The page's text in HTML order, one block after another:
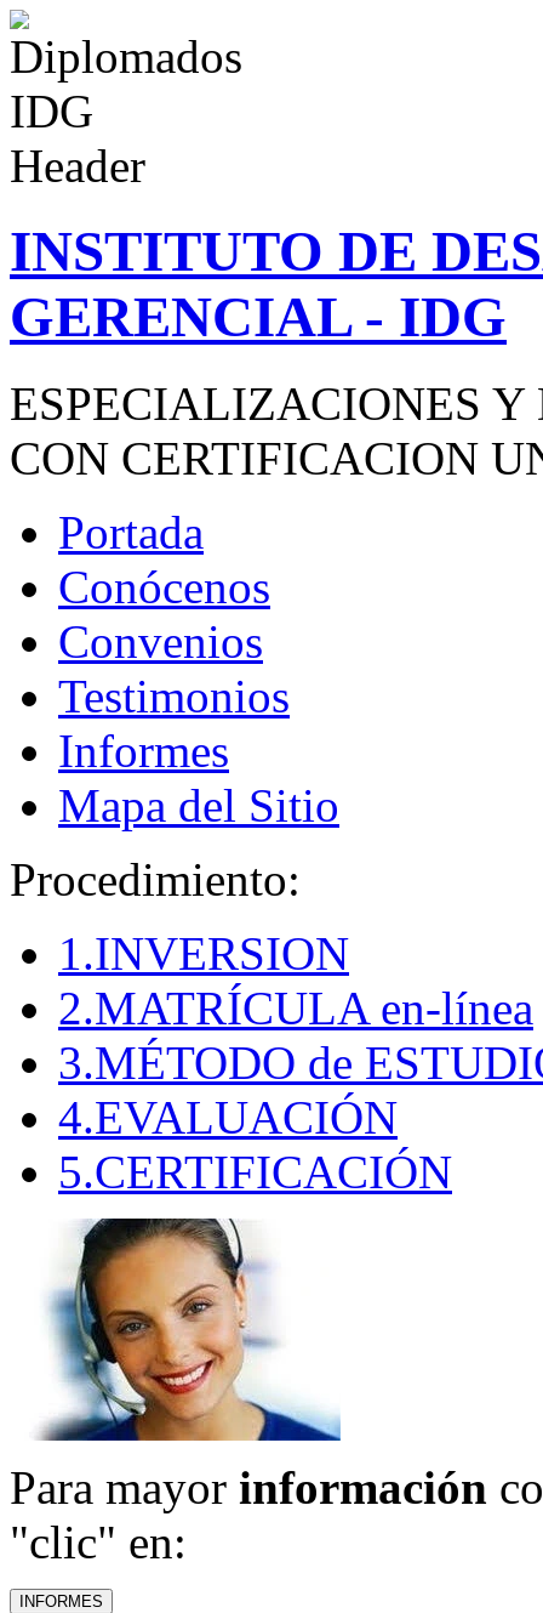
INSTITUTO DE
GERENCIAL - IDG
ESPECIALIZACIONES
CON CERTIFICACION
Portada
Conócenos
Convenios
Testimonios
Informes
Mapa del Sitio
Procedimiento:
1.INVERSION
2.MATRÍCULA en-línea
3.MÉTODO de
4.EVALUACIÓN
5.CERTIFICACIÓN
Para mayor información
"clic" en: